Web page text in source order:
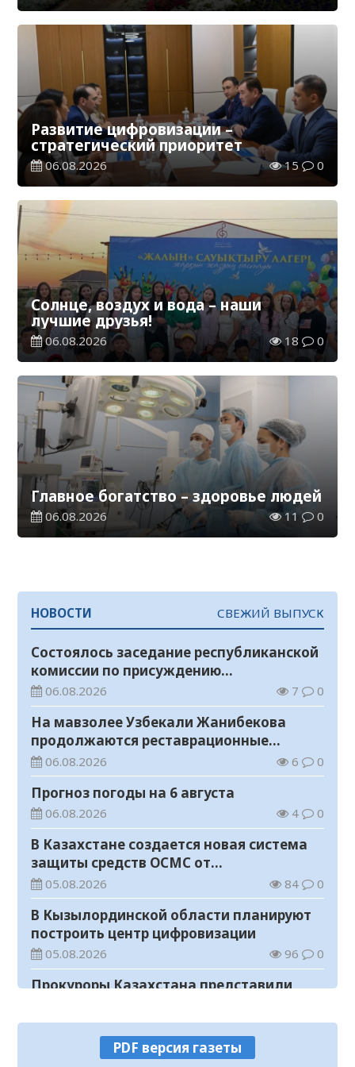
Развитие цифровизации –
стратегический приоритет
06.08.2026 15 0
Солнце, воздух и вода – наши
лучшие друзья!
06.08.2026 18 0
Главное богатство – здоровье людей
06.08.2026 11 0
НОВОСТИ СВЕЖИЙ ВЫПУСК
Состоялось заседание республиканской
комиссии по присуждению
образовательных грантов
06.08.2026 7 0
На мавзолее Узбекали Жанибекова
продолжаются реставрационные
работы
06.08.2026 6 0
Прогноз погоды на 6 августа
06.08.2026 4 0
В Казахстане создается новая система
защиты средств ОСМС от
необоснованных выплат
05.08.2026 84 0
В Кызылординской области планируют
построить центр цифровизации
05.08.2026 96 0
Прокуроры Казахстана представили
эксперту Кай-Фу Ли
05.08.2026 71 0
Уважаемые жители и гости города!
PDF версия газеты